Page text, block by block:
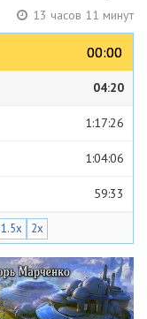
13 часов 11 минут
00:00
00:00
04:20
1:17:26
1:04:06
59:33
43:36
52:54
1.5x 2x